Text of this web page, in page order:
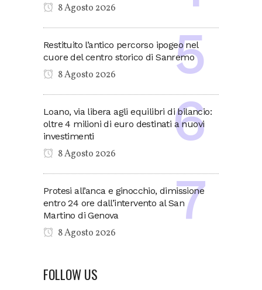
8 Agosto 2026
Restituito l’antico percorso ipogeo nel
cuore del centro storico di Sanremo
8 Agosto 2026
Loano, via libera agli equilibri di bilancio:
oltre 4 milioni di euro destinati a nuovi
investimenti
8 Agosto 2026
Protesi all’anca e ginocchio, dimissione
entro 24 ore dall’intervento al San
Martino di Genova
8 Agosto 2026
FOLLOW US